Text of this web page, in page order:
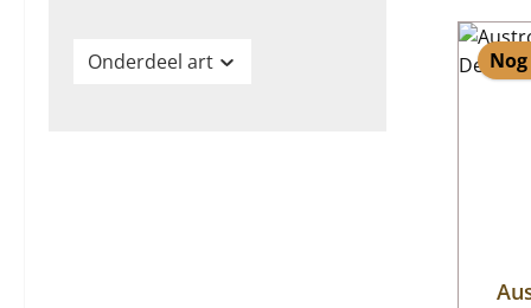
Onderdeel art